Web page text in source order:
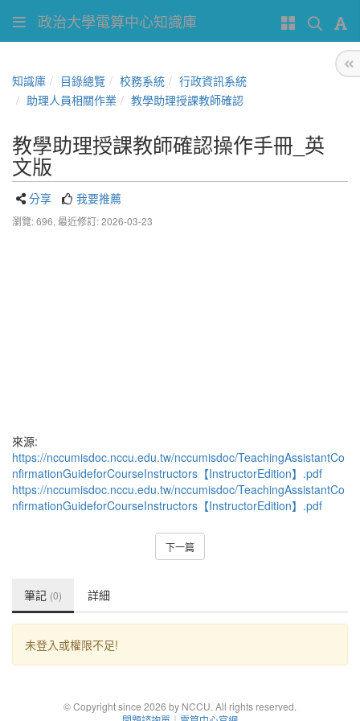
政治大學電算中心知識庫
知識庫 目錄總覽 校務系統
行政資訊系統
助理人員相關作業
教學助理授課教師確認
教學助理授課教師確認操作手冊_英
文版
分享 我要推薦
瀏覽: 696, 最近修訂: 2026-03-23
來源:
https://nccumisdoc.nccu.edu.tw/nccumisdoc/TeachingAssistantCo
nfirmationGuideforCourseInstructors【InstructorEdition】.pdf
https://nccumisdoc.nccu.edu.tw/nccumisdoc/TeachingAssistantCo
nfirmationGuideforCourseInstructors【InstructorEdition】.pdf
下一篇
筆記 (0) 詳細
未登入或權限不足!
© Copyright since 2026 by NCCU. All rights reserved.